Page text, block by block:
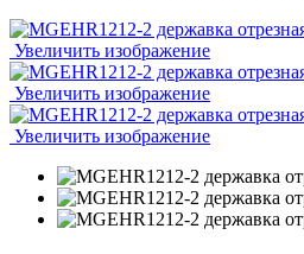
Увеличить изображение
Увеличить изображение
Увеличить изображение